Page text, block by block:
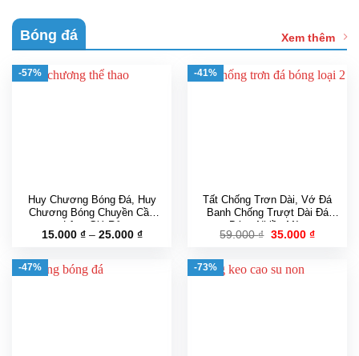
Bóng đá Xem thêm
-57%
Huy Chương Bóng Đá, Huy
Chương Bóng Chuyền Cầu
Lông Giá Rẻ
15.000 ₫ – 25.000 ₫Khoảng
-41%
Tất Chống Trơn Dài, Vớ Đá
Banh Chống Trượt Dài Đá
Bóng Nhiều Màu
59.000₫ Giá
59.000 ₫.
35.000 ₫Giá
-47% -73%